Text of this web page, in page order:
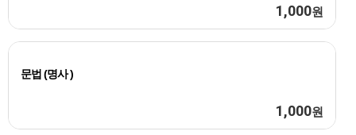
1,000원
문법 (명사 )
1,000원